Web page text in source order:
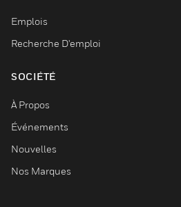
Emplois
Recherche D'emploi
SOCIÉTÉ
À Propos
Événements
Nouvelles
Nos Marques